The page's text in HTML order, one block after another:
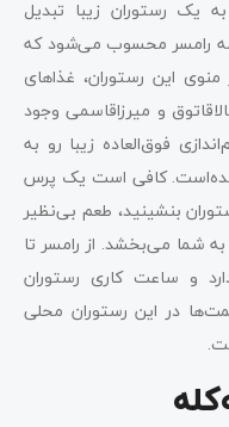
یک رستوران زیبا تبدیل
رامسر محسوب می‌شود که
این رستوران، غذاهای
و میرزاقاسمی وجود
فوق‌العاده زیبا رو به
۴طبقه ساخته شده‌است. کافی است یک پرس
بنشینید، طعم بی‌نظیر
شما می‌بخشد. از رامسر تا
فاصله دارد و ساعت کاری رستوران
۵ عصر است. قیمت‌ها در این رستوران محلی